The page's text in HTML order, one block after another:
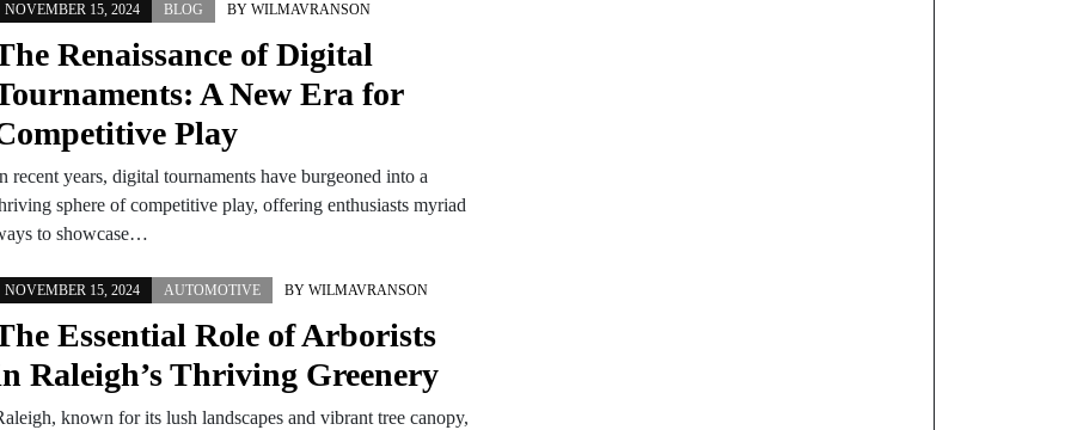
NOVEMBER 15, 2024 BLOG BY WILMAVRANSON
Renaissance of Digital
A New Era for
Play
recent years, digital tournaments have burgeoned into a
sphere of competitive play, offering enthusiasts myriad
to showcase…
NOVEMBER 15, 2024 AUTOMOTIVE BY WILMAVRANSON
Essential Role of Arborists
Raleigh’s Thriving Greenery
known for its lush landscapes and vibrant tree canopy,